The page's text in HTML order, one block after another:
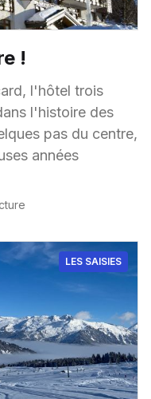
!
l'hôtel trois
l'histoire des
pas du centre,
années
LES SAISIES